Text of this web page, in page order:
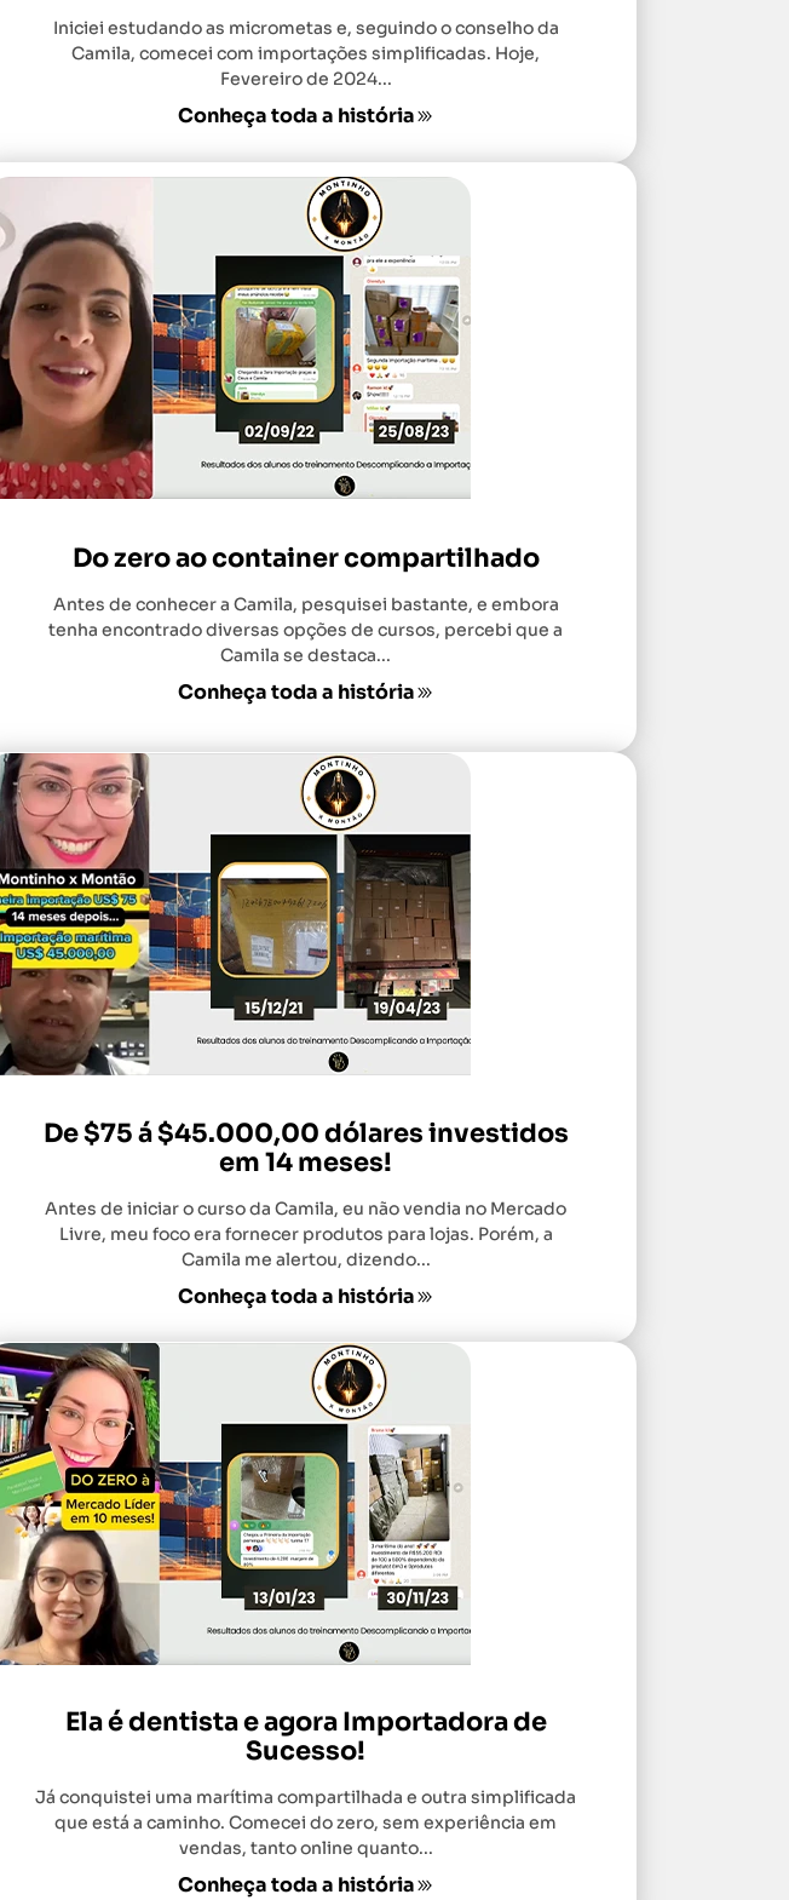
Iniciei estudando as micrometas e, seguindo o conselho da
Camila, comecei com importações simplificadas. Hoje,
Fevereiro de 2024...
Conheça toda a história
Do zero ao container compartilhado
Antes de conhecer a Camila, pesquisei bastante, e embora
tenha encontrado diversas opções de cursos, percebi que a
Camila se destaca...
Conheça toda a história
De $75 á $45.000,00 dólares investidos
em 14 meses!
Antes de iniciar o curso da Camila, eu não vendia no Mercado
Livre, meu foco era fornecer produtos para lojas. Porém, a
Camila me alertou, dizendo...
Conheça toda a história
Ela é dentista e agora Importadora de
Sucesso!
Já conquistei uma marítima compartilhada e outra simplificada
que está a caminho. Comecei do zero, sem experiência em
vendas, tanto online quanto...
Conheça toda a história